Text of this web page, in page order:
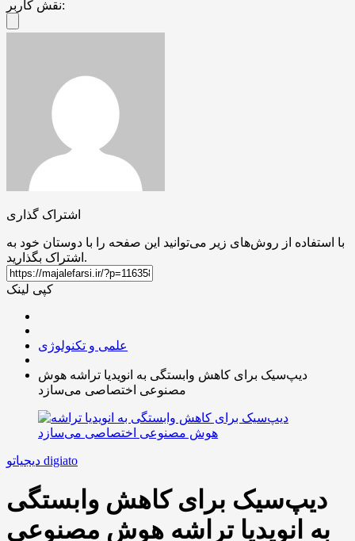
نقش کاربر:
اشتراک گذاری
با استفاده از روش‌های زیر می‌توانید این صفحه را با دوستان خود به
اشتراک بگذارید.
کپی لینک
علمی و تکنولوژی
دیپ‌سیک برای کاهش وابستگی به انویدیا تراشه هوش
مصنوعی اختصاصی می‌سازد
دیجیاتو digiato
دیپ‌سیک برای کاهش وابستگی
به انویدیا تراشه هوش مصنوعی